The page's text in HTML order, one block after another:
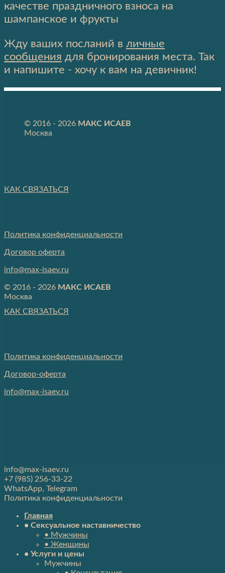
качестве праздничного взноса на
шампанское и фрукты
Жду ваших посланий в личные
сообщения для бронирования места. Так
и напишите - хочу к вам на девичник!
© 2016 - 2026 МАКС ИСАЕВ
Москва
КАК СВЯЗАТЬСЯ
Политика конфиденциальности
Договор оферта
info@max-isaev.ru
© 2016 - 2026 МАКС ИСАЕВ
Москва
КАК СВЯЗАТЬСЯ
Политика конфиденциальности
Договор-оферта
info@max-isaev.ru
info@max-isaev.ru
+7 (985) 256-33-22
WhatsApp, Telegram
Политика конфиденциальности
Главная
• Сексуальное наставничество
• Мужчины
• Женщины
• Услуги и цены
Мужчины